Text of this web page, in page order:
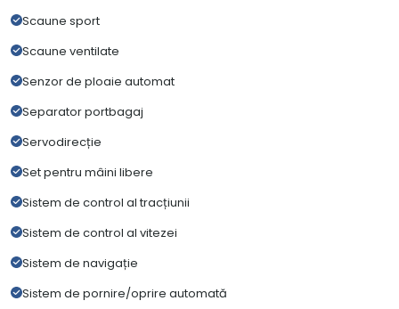
Scaune sport
Scaune ventilate
Senzor de ploaie automat
Separator portbagaj
Servodirecție
Set pentru mâini libere
Sistem de control al tracțiunii
Sistem de control al vitezei
Sistem de navigație
Sistem de pornire/oprire automată